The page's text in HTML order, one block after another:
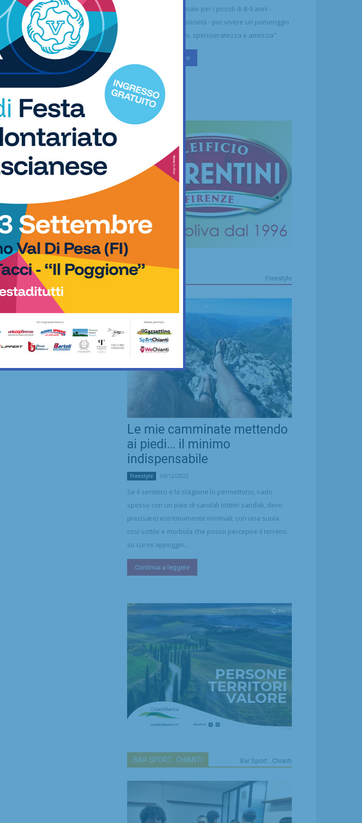
karate per i più
E...
RIPOLI) – Attenti, divertiti, curiosi.
dei loro maestri e pronti a
già tanti i...
Pagina 2 di 36
"Un'occasione speciale per i piccoli di 8-9 anni -
sottolineano dalla società - per vivere un pomeriggio
di puro divertimento, spensieratezza e amicizia"
Continua a leggere
FREESTYLE Freestyle
Le mie camminate mettendo
ai piedi… il minimo
indispensabile
Freestyle 06/12/2022
Se il sentiero e la stagione lo permettono, vado
spesso con un paio di sandali (ottimi sandali, devo
precisare) estremamente minimali, con una suola
così sottile e morbida che posso percepire il terreno
su cui mi appoggio...
Continua a leggere
BAR SPORT...CHIANTI Bar Sport...Chianti